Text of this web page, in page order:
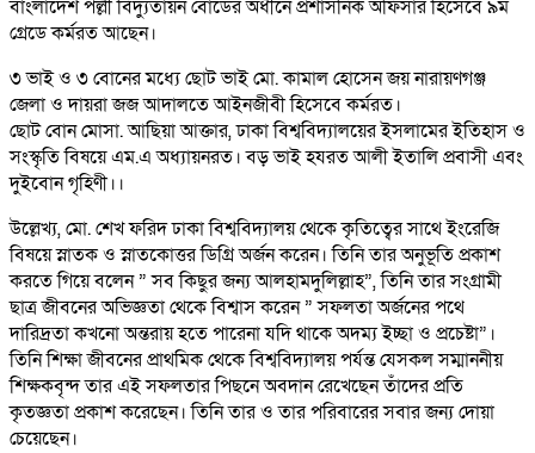
বাংলাদেশ পল্লী বিদ্যুতায়ন বোর্ডের অধীনে প্রশাসনিক অফিসার হিসেবে ৯ম
গ্রেডে কর্মরত আছেন।
৩ ভাই ও ৩ বোনের মধ্যে ছোট ভাই মো. কামাল হোসেন জয় নারায়ণগঞ্জ
জেলা ও দায়রা জজ আদালতে আইনজীবী হিসেবে কর্মরত।
ছোট বোন মোসা. আছিয়া আক্তার, ঢাকা বিশ্ববিদ্যালয়ের ইসলামের ইতিহাস ও
সংস্কৃতি বিষয়ে এম.এ অধ্যায়নরত। বড় ভাই হযরত আলী ইতালি প্রবাসী এবং
দুইবোন গৃহিণী।।
উল্লেখ্য, মো. শেখ ফরিদ ঢাকা বিশ্ববিদ্যালয় থেকে কৃতিত্বের সাথে ইংরেজি
বিষয়ে স্নাতক ও স্নাতকোত্তর ডিগ্রি অর্জন করেন। তিনি তার অনুভূতি প্রকাশ
করতে গিয়ে বলেন ” সব কিছুর জন্য আলহামদুলিল্লাহ”, তিনি তার সংগ্রামী
ছাত্র জীবনের অভিজ্ঞতা থেকে বিশ্বাস করেন ” সফলতা অর্জনের পথে
দারিদ্রতা কখনো অন্তরায় হতে পারেনা যদি থাকে অদম্য ইচ্ছা ও প্রচেষ্টা”।
তিনি শিক্ষা জীবনের প্রাথমিক থেকে বিশ্ববিদ্যালয় পর্যন্ত যেসকল সম্মাননীয়
শিক্ষকবৃন্দ তার এই সফলতার পিছনে অবদান রেখেছেন তাঁদের প্রতি
কৃতজ্ঞতা প্রকাশ করেছেন। তিনি তার ও তার পরিবারের সবার জন্য দোয়া
চেয়েছেন।